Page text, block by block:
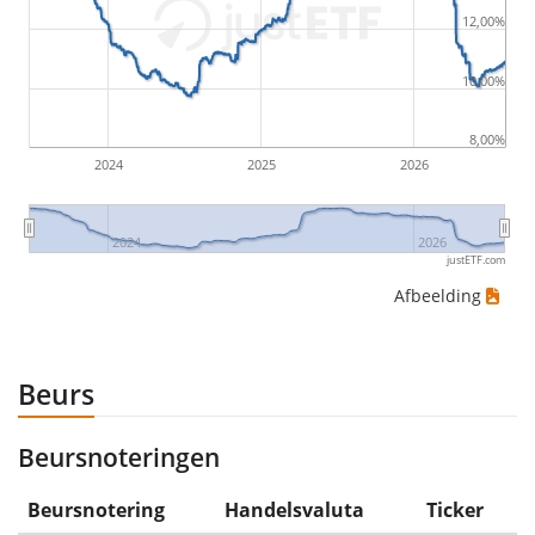
would be (5€ - 10€)/10€ = -50%.
ETF-rendementen zijn inclusief dividenduitkeringen
2024 2025 2026
2024 2026
8,00%
10,00%
12,00%
justETF.com
Afbeelding
Beurs
Beursnoteringen
Beursnotering Handelsvaluta Ticker